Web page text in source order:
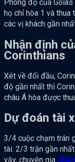
Phong độ của
họ chỉ hòa 1 và thua
các vị khách gần
Nhận định
Corinthians
Xét về đối đầu,
độ gần nhất thì
châu Á hòa được
Dự đoán tài
3/4 cuộc chạm trán
tài. 2/3 trận gần
vậy, chuyên gia